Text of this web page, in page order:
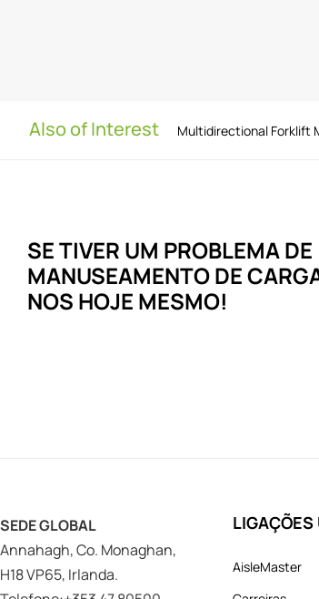
Also of Interest Multidirectional Forklift
SE TIVER UM PROBLEMADE
MANUSEAMENTO DE
NOS HOJE MESMO!
SEDE GLOBAL
Annahagh, Co. Monaghan,
H18 VP65, Irlanda.
LIGAÇÕES
AisleMaster